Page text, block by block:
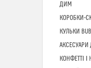
ДИМ
КОРОБКИ-
КУЛЬКИ
КОНФЕТТІ І